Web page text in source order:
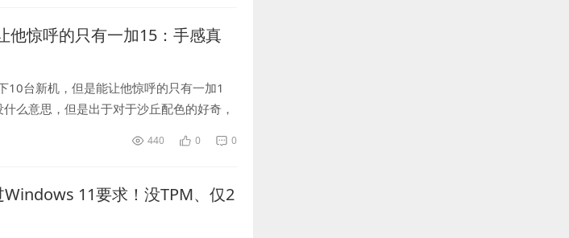
他惊呼的只有一加15：手感真
10台新机，但是能让他惊呼的只有一加1
么意思，但是出于对于沙丘配色的好奇，
这就是今年我最喜欢的手机之一，它出色
440 0 0
11要求！没TPM、仅2